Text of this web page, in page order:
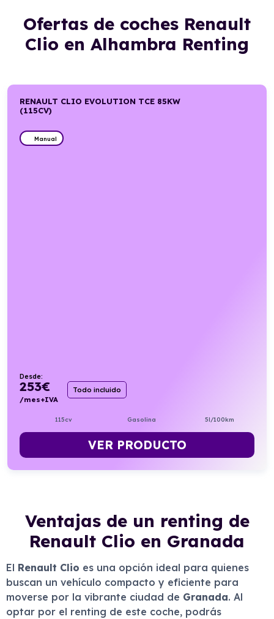
Ofertas de coches Renault
Clio en Alhambra Renting
RENAULT CLIO EVOLUTION TCE 85KW
(115CV)
Manual
Desde:
253€
/mes+IVA
Todo incluido
115cv Gasolina 5l/100km
VER PRODUCTO
Ventajas de un renting de
Renault Clio en Granada
El Renault Clio es una opción ideal para quienes
buscan un vehículo compacto y eficiente para
moverse por la vibrante ciudad de Granada. Al
optar por el renting de este coche, podrás